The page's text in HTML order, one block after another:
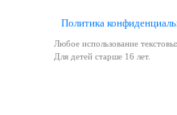
Политика
Любое использование
Для детей старше 16 лет.